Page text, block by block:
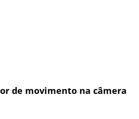
de movimento na câmera